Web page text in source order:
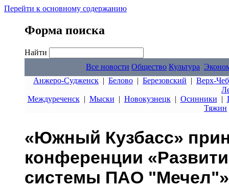
Перейти к основному содержанию
Форма поиска
Найти
Все новости Общество Культура
Анжеро-Судженск | Белово | Березовский | Верх-
Междуреченск| Мыски | Новокузнецк| Осинники |
Тяжин
«Южный Кузбасс»
конференции
системы ПАО "Мечел"»